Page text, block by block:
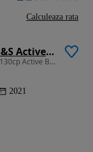
Peugeot 5008 1.2L PureTech EAT8 S&S Active Pack
1199 cm3 • 130 CP • Peugeot 5008 1.2 PureTech 130cp Active Business - 7 locuri
2021
Calculeaza rata